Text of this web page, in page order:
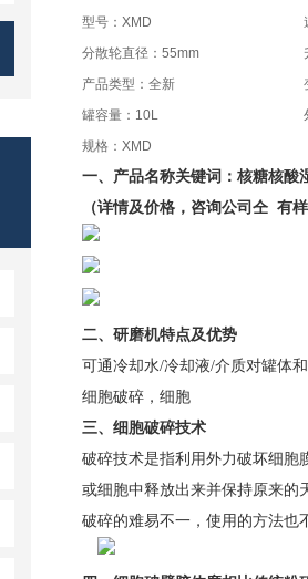
型号：XMD
分散轮直径：55mm
产品类型：全新
罐容量：10L
规格：XMD
一、 产品名称关键词： 核糖核酸
（详情及价格，咨询公司仝 有
二、 研磨机特点及优势
可通冷却水/冷却液/介质对罐体
细胞破碎，细胞
三、细胞破碎技术
破碎技术是指利用外力破坏细胞
或细胞中释放出来并保持原来的
破碎的难易不一，使用的方法也